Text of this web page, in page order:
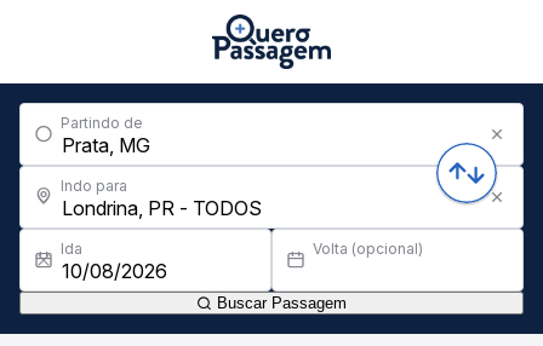
Partindo de
Indo para
Ida Volta (opcional)
Buscar Passagem